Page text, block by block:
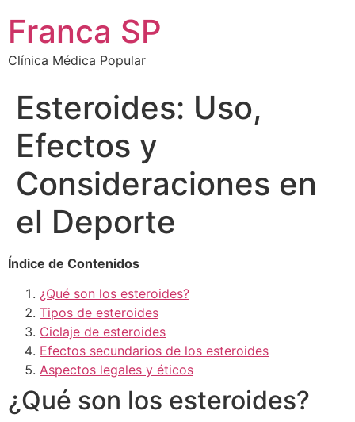
Franca SP
Clínica Médica Popular
Esteroides: Uso,
Efectos y
Consideraciones en
el Deporte
Índice de Contenidos
¿Qué son los esteroides?
Tipos de esteroides
Ciclaje de esteroides
Efectos secundarios de los esteroides
Aspectos legales y éticos
¿Qué son los esteroides?